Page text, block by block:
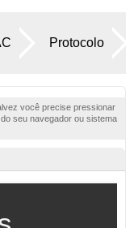
Protocolo
você precise pressionar
seu navegador ou sistema